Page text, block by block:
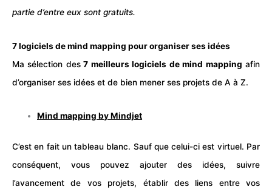
partie d’entre eux sont gratuits.
7 logiciels de mind mapping pour organiser ses idées
Ma sélection des7 meilleurs logiciels de mind mapping afin
d’organiser ses idées et de bien mener ses projets de A à Z.
Mind mapping by Mindjet
C’est en fait un tableau blanc. Sauf que celui-ci est virtuel. Par
conséquent, vous pouvez ajouter des idées, suivre
l’avancement de vos projets, établir des liens entre vos